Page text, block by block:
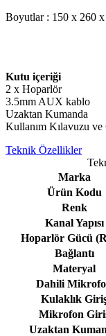
Boyutlar : 150 x 260
Kutu içeriği
2 x Hoparlör
3.5mm AUX kablo
Uzaktan Kumanda
Kullanım Kılavuzu
Teknik Özellikler
Marka
Ürün Kodu
Renk
Kanal Yapısı
Hoparlör Gücü
Bağlantı
Materyal
Dahili
Kulaklık
Mikrofon
Uzaktan